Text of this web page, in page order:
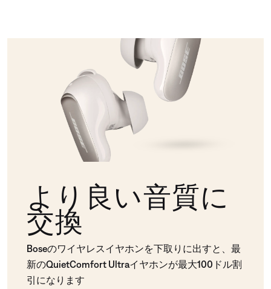
より良い音質に
交換
Boseのワイヤレスイヤホンを下取りに出すと、最
新のQuietComfort Ultraイヤホンが最大100ドル割
引になります